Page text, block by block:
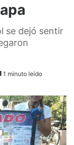
se dejó sentir
1 minuto leído